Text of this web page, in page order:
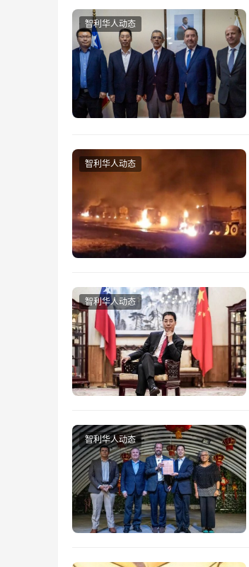
智利华人动态
智利华人动态
智利华人动态
智利华人动态